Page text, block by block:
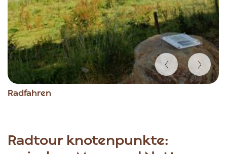
Radfahren
Item
Radtour knotenpunkte: